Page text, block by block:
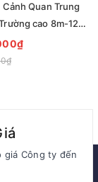
Quan Trung
cao 8m-12m
ZALAA Fortune
giá Công ty đến